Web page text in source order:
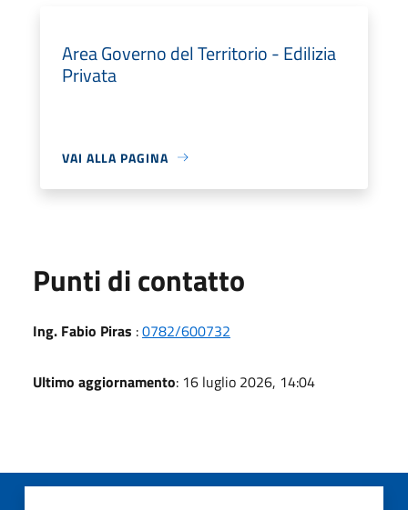
Area Governo del Territorio - Edilizia
Privata
VAI ALLA PAGINA
Punti di contatto
Ing. Fabio Piras :0782/600732
Ultimo aggiornamento: 16 luglio 2026, 14:04